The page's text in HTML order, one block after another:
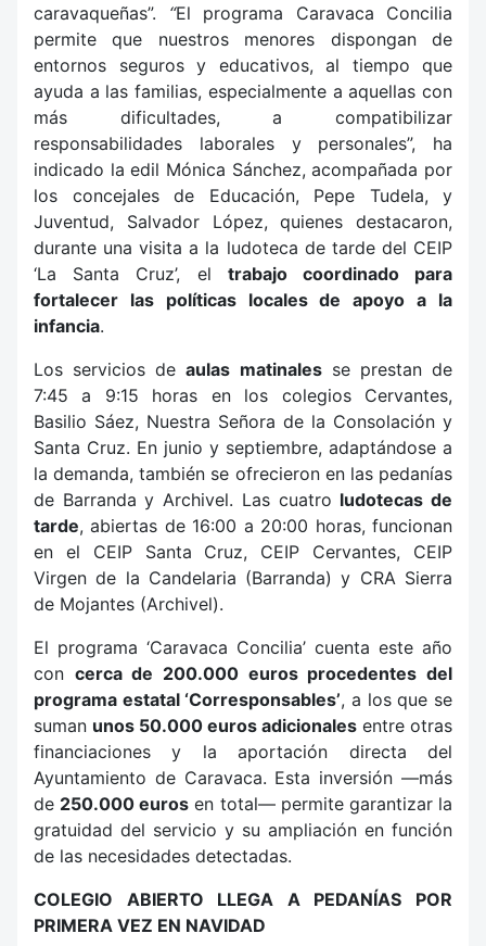
caravaqueñas”. “El programa Caravaca Concilia
permite que nuestros menores dispongan de
entornos seguros y educativos, al tiempo que
ayuda a las familias, especialmente a aquellas con
más dificultades, a compatibilizar
responsabilidades laborales y personales”, ha
indicado la edil Mónica Sánchez, acompañada por
los concejales de Educación, Pepe Tudela, y
Juventud, Salvador López, quienes destacaron,
durante una visita a la ludoteca de tarde del CEIP
‘La Santa Cruz’, el trabajo coordinado para
fortalecer las políticas locales de apoyo a la
infancia.
Los servicios deaulas matinalesse prestan de
7:45 a 9:15 horas en los colegios Cervantes,
Basilio Sáez, Nuestra Señora de la Consolación y
Santa Cruz. En junio y septiembre, adaptándose a
la demanda, también se ofrecieron en las pedanías
de Barranda y Archivel. Las cuatro ludotecas de
tarde, abiertas de 16:00 a 20:00 horas, funcionan
en el CEIP Santa Cruz, CEIP Cervantes, CEIP
Virgen de la Candelaria (Barranda) y CRA Sierra
de Mojantes (Archivel).
El programa ‘Caravaca Concilia’ cuenta este año
con cerca de 200.000 euros procedentes del
programa estatal ‘Corresponsables’, a los que se
suman unos 50.000 euros adicionales entre otras
financiaciones y la aportación directa del
Ayuntamiento de Caravaca. Esta inversión —más
de 250.000 euros en total— permite garantizar la
gratuidad del servicio y su ampliación en función
de las necesidades detectadas.
COLEGIO ABIERTO LLEGA A PEDANÍAS POR
PRIMERA VEZ EN NAVIDAD